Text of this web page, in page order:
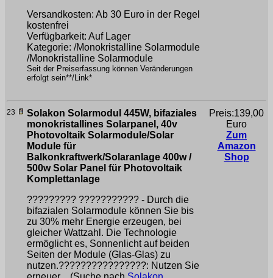
Versandkosten: Ab 30 Euro in der Regel
kostenfrei
Verfügbarkeit: Auf Lager
Kategorie: /Monokristalline Solarmodule
/Monokristalline Solarmodule
Seit der Preiserfassung können Veränderungen
erfolgt sein**/Link*
23
Solakon Solarmodul 445W, bifaziales
monokristallines Solarpanel, 40v
Photovoltaik Solarmodule/Solar
Module für
Balkonkraftwerk/Solaranlage 400w /
500w Solar Panel für Photovoltaik
Komplettanlage
????????? ??????????? - Durch die
bifazialen Solarmodule können Sie bis
zu 30% mehr Energie erzeugen, bei
gleicher Wattzahl. Die Technologie
ermöglicht es, Sonnenlicht auf beiden
Seiten der Module (Glas-Glas) zu
nutzen.????????????????: Nutzen Sie
Preis:139,00
Euro
Zum
Amazon
Shop